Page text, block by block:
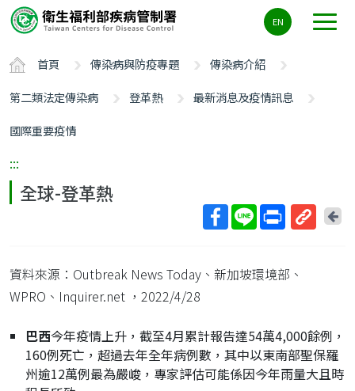
要
容
ALT+C
EN
首頁 傳染病與防疫專題
傳染病介紹
第二類法定傳染病
登革熱
最新消息及疫情訊息
國際重要疫情
:::
全球-登革熱
短
回
資料來源：Outbreak News Today、新加坡環境部、
WPRO、Inquirer.net ，2022/4/28
巴西今年疫情上升，截至4月累計報告達54萬4,000餘例，
160例死亡，超過去年全年病例數，其中以東南部聖保羅
州逾12萬例最為嚴峻，專家評估可能係因今年雨量大且時